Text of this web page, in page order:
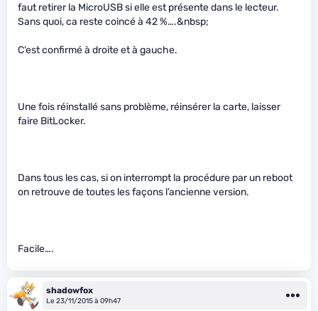
faut retirer la MicroUSB si elle est présente dans le lecteur.
Sans quoi, ca reste coincé à 42 %….&nbsp;
C’est confirmé à droite et à gauche.
Une fois réinstallé sans problème, réinsérer la carte, laisser
faire BitLocker.
Dans tous les cas, si on interrompt la procédure par un reboot
on retrouve de toutes les façons l’ancienne version.
Facile….
shadowfox
Le 23/11/2015 à 09h47